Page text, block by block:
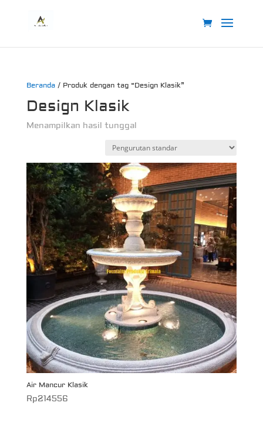
Beranda/ Produk dengan tag “Design Klasik”
Design Klasik
Menampilkan hasil tunggal
Air Mancur Klasik
Rp214556